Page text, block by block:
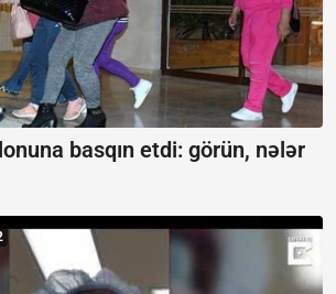
basqın etdi: görün, nələr